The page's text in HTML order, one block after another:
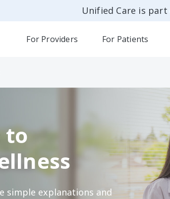
Unified Care is
For Providers For Patients
to
simple explanations and